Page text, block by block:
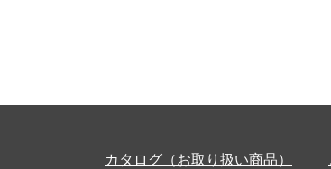
カタログ（お取り扱い商品）